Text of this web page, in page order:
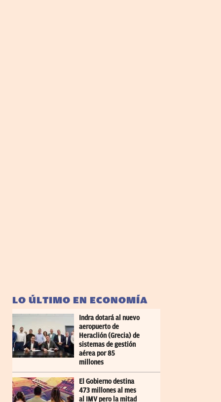
LO ÚLTIMO EN ECONOMÍA
Indra dotará al nuevo
aeropuerto de
Heraclión (Grecia) de
sistemas de gestión
aérea por 85
millones
El Gobierno destina
473 millones al mes
al IMV pero la mitad